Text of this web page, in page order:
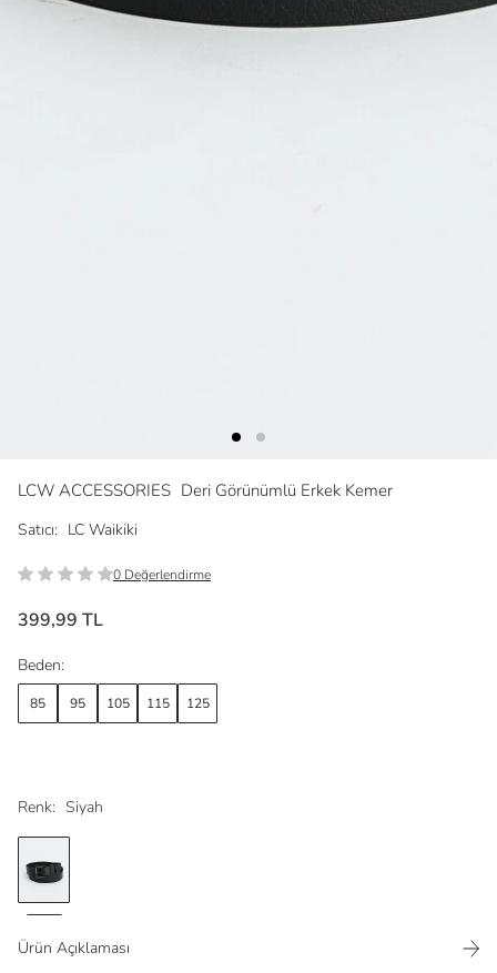
LCW ACCESSORIES Deri Görünümlü Erkek Kemer
Satıcı: LC Waikiki
0 Değerlendirme
399,99 TL
Renk: Siyah
Beden:
85 95 105 115 125
Ürün Açıklaması